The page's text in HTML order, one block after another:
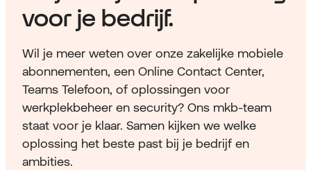
voor je bedrijf.
Wil je meer weten over onze zakelijke mobiele
abonnementen, een Online Contact Center,
Teams Telefoon, of oplossingen voor
werkplekbeheer en security? Ons mkb-team
staat voor je klaar. Samen kijken we welke
oplossing het beste past bij je bedrijf en
ambities.